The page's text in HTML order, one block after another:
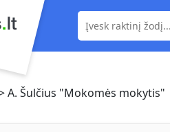
A. Šulčius "Mokomės mokytis"